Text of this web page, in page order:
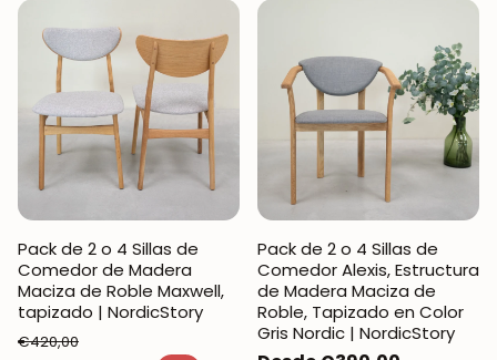
Armarios Mesitas de
Percheros Muebles
Pack de 2 o 4 Sillas de
Comedor de Madera
Maciza de Roble Maxwell,
tapizado | NordicStory
€420,00
Pack de 2 o 4 Sillas de
Comedor Alexis, Estructura
de Madera Maciza de
Roble, Tapizado en Color
Gris Nordic | NordicStory